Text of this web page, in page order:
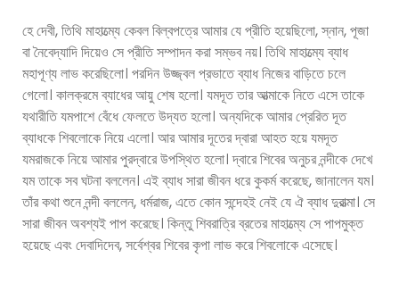
হে দেবী, তিথি মাহাত্ম্যে কেবল বিল্বপত্রে আমার যে প্রীতি হয়েছিলো, স্নান, পূজা
বা নৈবেদ্যাদি দিয়েও সে প্রীতি সম্পাদন করা সম্ভব নয়। তিথি মাহাত্ম্যে ব্যাধ
মহাপূণ্য লাভ করেছিলো। পরদিন উজ্জ্বল প্রভাতে ব্যাধ নিজের বাড়িতে চলে
গেলো। কালক্রমে ব্যাধের আয়ু শেষ হলো। যমদূত তার আত্মাকে নিতে এসে তাকে
যথারীতি যমপাশে বেঁধে ফেলতে উদ্যত হলো। অন্যদিকে আমার প্রেরিত দূত
ব্যাধকে শিবলোকে নিয়ে এলো। আর আমার দূতের দ্বারা আহত হয়ে যমদূত
যমরাজকে নিয়ে আমার পুরদ্বারে উপস্থিত হলো। দ্বারে শিবের অনুচর নন্দীকে দেখে
যম তাকে সব ঘটনা বললেন। এই ব্যাধ সারা জীবন ধরে কুকর্ম করেছে, জানালেন যম।
তাঁর কথা শুনে নন্দী বললেন, ধর্মরাজ, এতে কোন সন্দেহই নেই যে ঐ ব্যাধ দুরাত্মা। সে
সারা জীবন অবশ্যই পাপ করেছে। কিন্তু শিবরাত্রি ব্রতের মাহাত্ম্যে সে পাপমুক্ত
হয়েছে এবং দেবাদিদেব, সর্বেশ্বর শিবের কৃপা লাভ করে শিবলোকে এসেছে।